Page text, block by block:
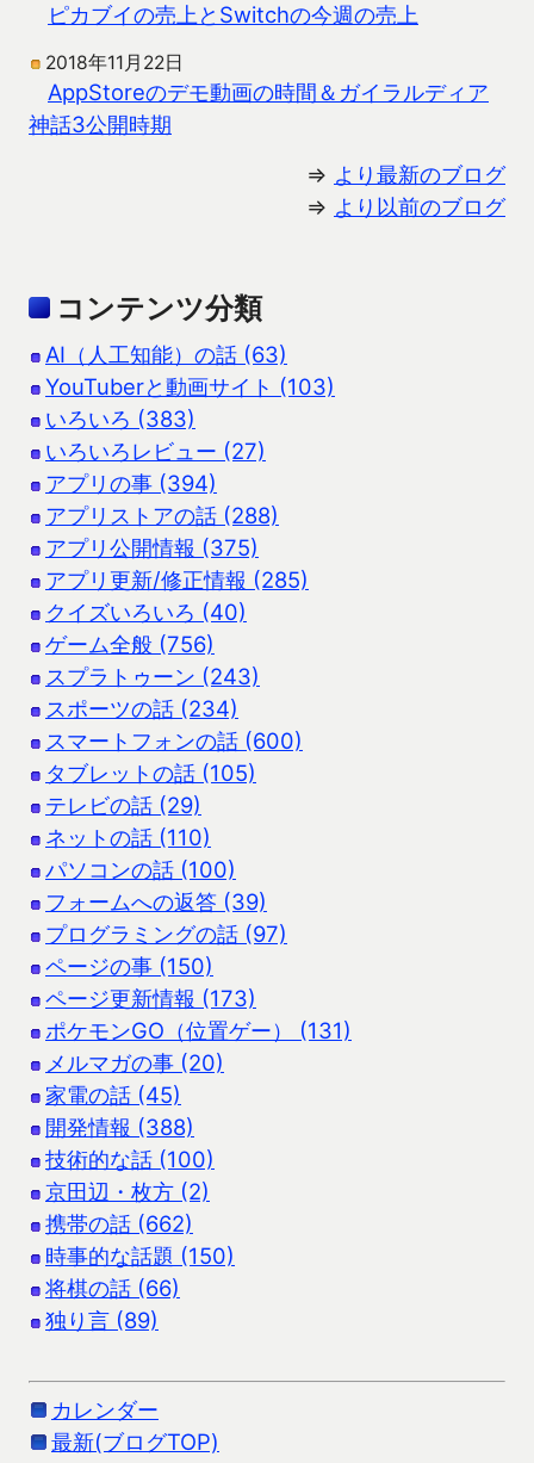
ピカブイの売上とSwitchの今週の売上
2018年11月22日
AppStoreのデモ動画の時間＆ガイラルディア
神話3公開時期
⇒ より最新のブログ
⇒ より以前のブログ
コンテンツ分類
AI（人工知能）の話 (63)
YouTuberと動画サイト (103)
いろいろ (383)
いろいろレビュー (27)
アプリの事 (394)
アプリストアの話 (288)
アプリ公開情報 (375)
アプリ更新/修正情報 (285)
クイズいろいろ (40)
ゲーム全般 (756)
スプラトゥーン (243)
スポーツの話 (234)
スマートフォンの話 (600)
タブレットの話 (105)
テレビの話 (29)
ネットの話 (110)
パソコンの話 (100)
フォームへの返答 (39)
プログラミングの話 (97)
ページの事 (150)
ページ更新情報 (173)
ポケモンGO（位置ゲー） (131)
メルマガの事 (20)
家電の話 (45)
開発情報 (388)
技術的な話 (100)
京田辺・枚方 (2)
携帯の話 (662)
時事的な話題 (150)
将棋の話 (66)
独り言 (89)
カレンダー
最新(ブログTOP)